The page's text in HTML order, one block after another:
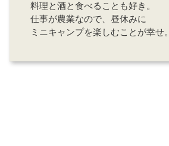
料理と酒と食べることも好き。
仕事が農業なので、昼休みに
ミニキャンプを楽しむことが幸せ。